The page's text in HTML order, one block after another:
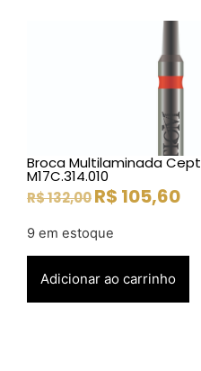
Broca Multilaminada
M17C.314.010
R$132,00R$ 105,60
9 em estoque
Adicionar ao carrinho